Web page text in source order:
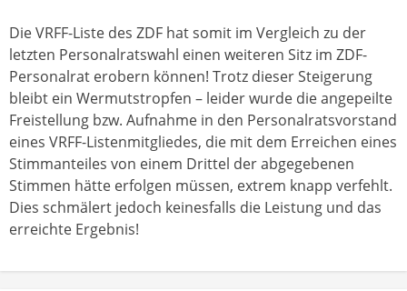
Die VRFF-Liste des ZDF hat somit im Vergleich zu der
letzten Personalratswahl einen weiteren Sitz im ZDF-
Personalrat erobern können! Trotz dieser Steigerung
bleibt ein Wermutstropfen – leider wurde die angepeilte
Freistellung bzw. Aufnahme in den Personalratsvorstand
eines VRFF-Listenmitgliedes, die mit dem Erreichen eines
Stimmanteiles von einem Drittel der abgegebenen
Stimmen hätte erfolgen müssen, extrem knapp verfehlt.
Dies schmälert jedoch keinesfalls die Leistung und das
erreichte Ergebnis!